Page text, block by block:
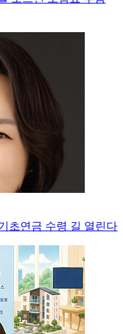
초연금 수령 길 열린다